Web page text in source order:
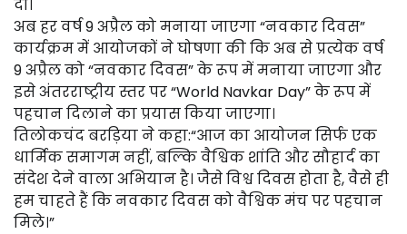
दी।
अब हर वर्ष 9 अप्रैल को मनाया जाएगा “नवकार दिवस”
कार्यक्रम में आयोजकों ने घोषणा की कि अब से प्रत्येक वर्ष
9 अप्रैल को “नवकार दिवस” के रूप में मनाया जाएगा और
इसे अंतरराष्ट्रीय स्तर पर “World Navkar Day” के रूप में
पहचान दिलाने का प्रयास किया जाएगा।
तिलोकचंद बरड़िया ने कहा:“आज का आयोजन सिर्फ एक
धार्मिक समागम नहीं, बल्कि वैश्विक शांति और सौहार्द का
संदेश देने वाला अभियान है। जैसे विश्व दिवस होता है, वैसे ही
हम चाहते हैं कि नवकार दिवस को वैश्विक मंच पर पहचान
मिले।”